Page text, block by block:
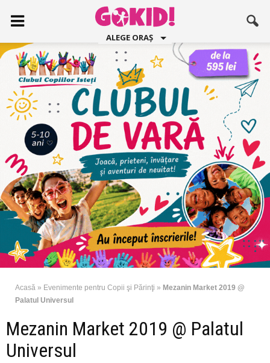
ALEGE ORAȘ
Acasă » Evenimente pentru Copii şi Părinţi » Mezanin Market 2019 @
Palatul Universul
Mezanin Market 2019 @ Palatul
Universul